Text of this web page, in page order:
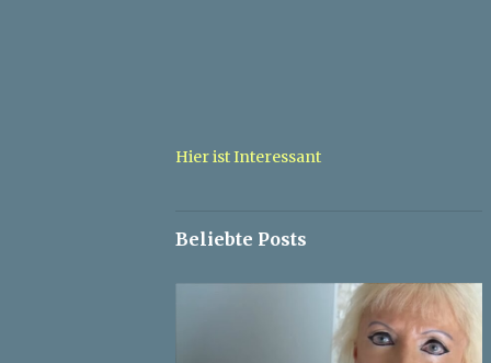
Hier ist Interessant
Beliebte Posts